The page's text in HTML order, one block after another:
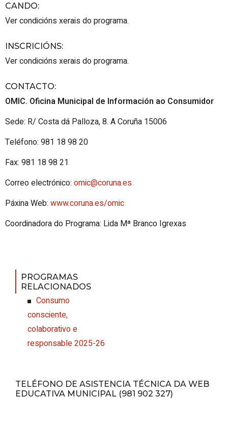
CANDO:
Ver condicións xerais do programa.
INSCRICIÓNS:
Ver condicións xerais do programa.
CONTACTO:
OMIC. Oficina Municipal de Información ao Consumidor
Sede: R/ Costa dá Palloza, 8. A Coruña 15006
Teléfono: 981 18 98 20
Fax: 981 18 98 21
Correo electrónico: omic@coruna.es
Páxina Web: www.coruna.es/omic
Coordinadora do Programa: Lida Mª Branco Igrexas
PROGRAMAS
RELACIONADOS
Consumo
consciente,
colaborativo e
responsable 2025-26
TELÉFONO DE ASISTENCIA TÉCNICA DA WEB
EDUCATIVA MUNICIPAL (981 902 327)